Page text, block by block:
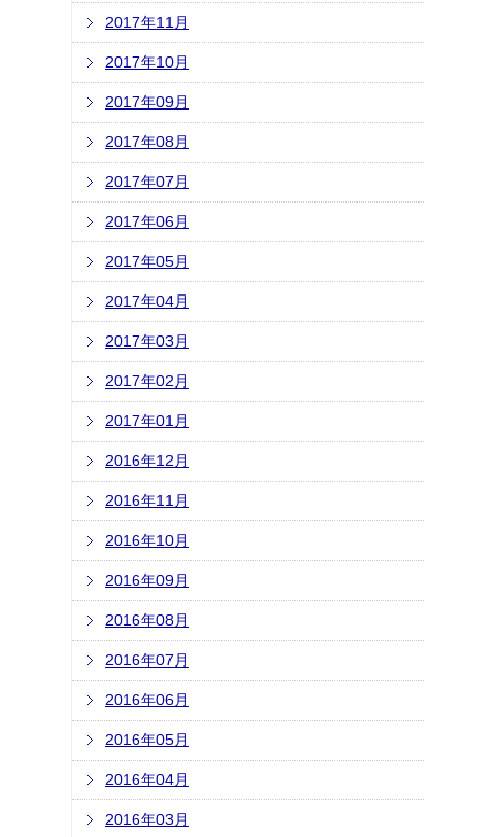
2017年11月
2017年10月
2017年09月
2017年08月
2017年07月
2017年06月
2017年05月
2017年04月
2017年03月
2017年02月
2017年01月
2016年12月
2016年11月
2016年10月
2016年09月
2016年08月
2016年07月
2016年06月
2016年05月
2016年04月
2016年03月